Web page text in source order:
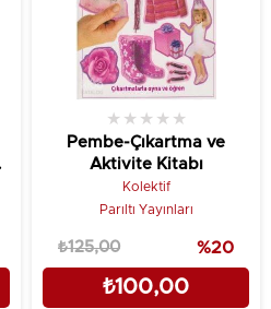
Pembe-Çıkartma ve
Aktivite Kitabı
★ ★ ★ ★ ★
Kolektif
Parıltı Yayınları
₺100,00
₺125,00 %20